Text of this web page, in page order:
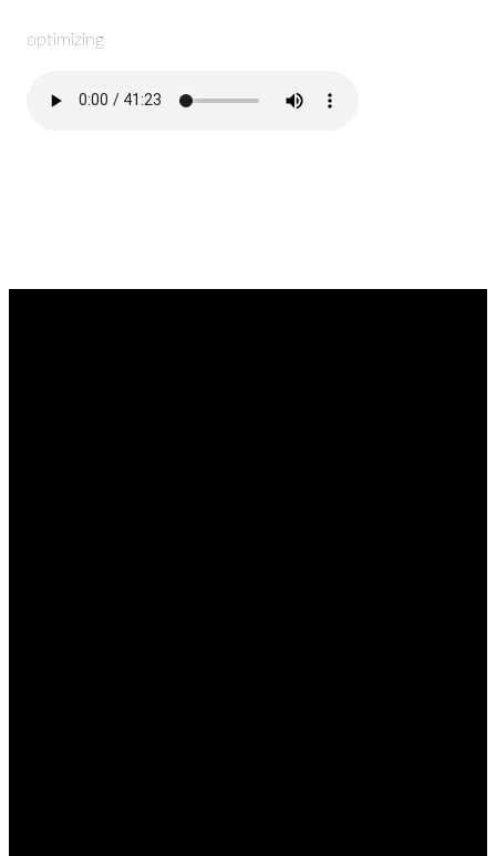
optimizing